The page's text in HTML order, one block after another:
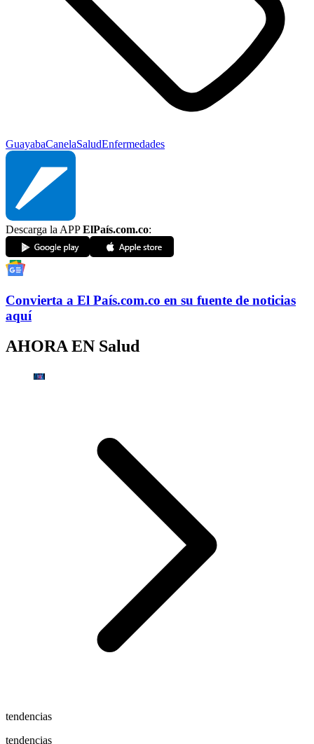
GuayabaCanelaSaludEnfermedades
Descarga la APPElPaís.com.co:
Convierta a El País.com.co en su fuente de noticias
aquí
AHORA EN Salud
tendencias
tendencias